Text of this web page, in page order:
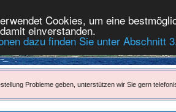
Cookies, um eine
einverstanden.
dazu finden Sie unter Abschnitt
Probleme geben, unterstützen wir Sie gern